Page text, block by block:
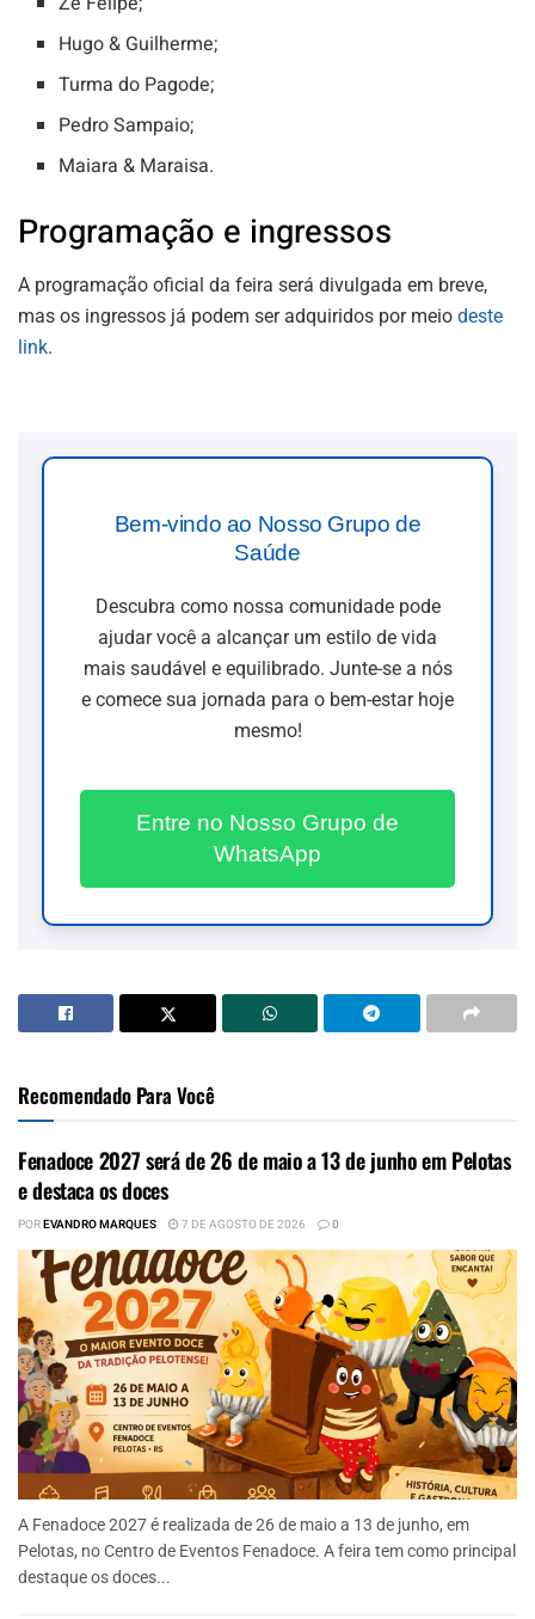
Hugo & Guilherme;
Turma do Pagode;
Pedro Sampaio;
Maiara & Maraisa.
Programação e ingressos
A programação oficial da feira será divulgada em breve,
mas os ingressos já podem ser adquiridos por meio deste
link.
Bem-vindo ao Nosso Grupo de
Saúde
Descubra como nossa comunidade pode
ajudar você a alcançar um estilo de vida
mais saudável e equilibrado. Junte-se a nós
e comece sua jornada para o bem-estar hoje
mesmo!
Entre no Nosso Grupo de
WhatsApp
Recomendado Para Você
Fenadoce 2027 será de 26 de maio a 13 de junho em Pelotas
e destaca os doces
POREVANDRO MARQUES 7 DE AGOSTO DE 2026 0
A Fenadoce 2027 é realizada de 26 de maio a 13 de junho, em
Pelotas, no Centro de Eventos Fenadoce. A feira tem como principal
destaque os doces...